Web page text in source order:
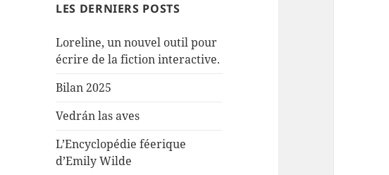
LES DERNIERS POSTS
Loreline, un nouvel outil pour
écrire de la fiction interactive.
Bilan 2025
Vedrán las aves
L’Encyclopédie féerique
d’Emily Wilde